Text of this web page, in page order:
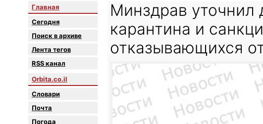
Главная
Сегодня
Поиск в архиве
Лента тегов
RSS канал
Orbita.co.il
Словари
Почта
Погода
Минздрав уточнил
карантина и
отказывающихся